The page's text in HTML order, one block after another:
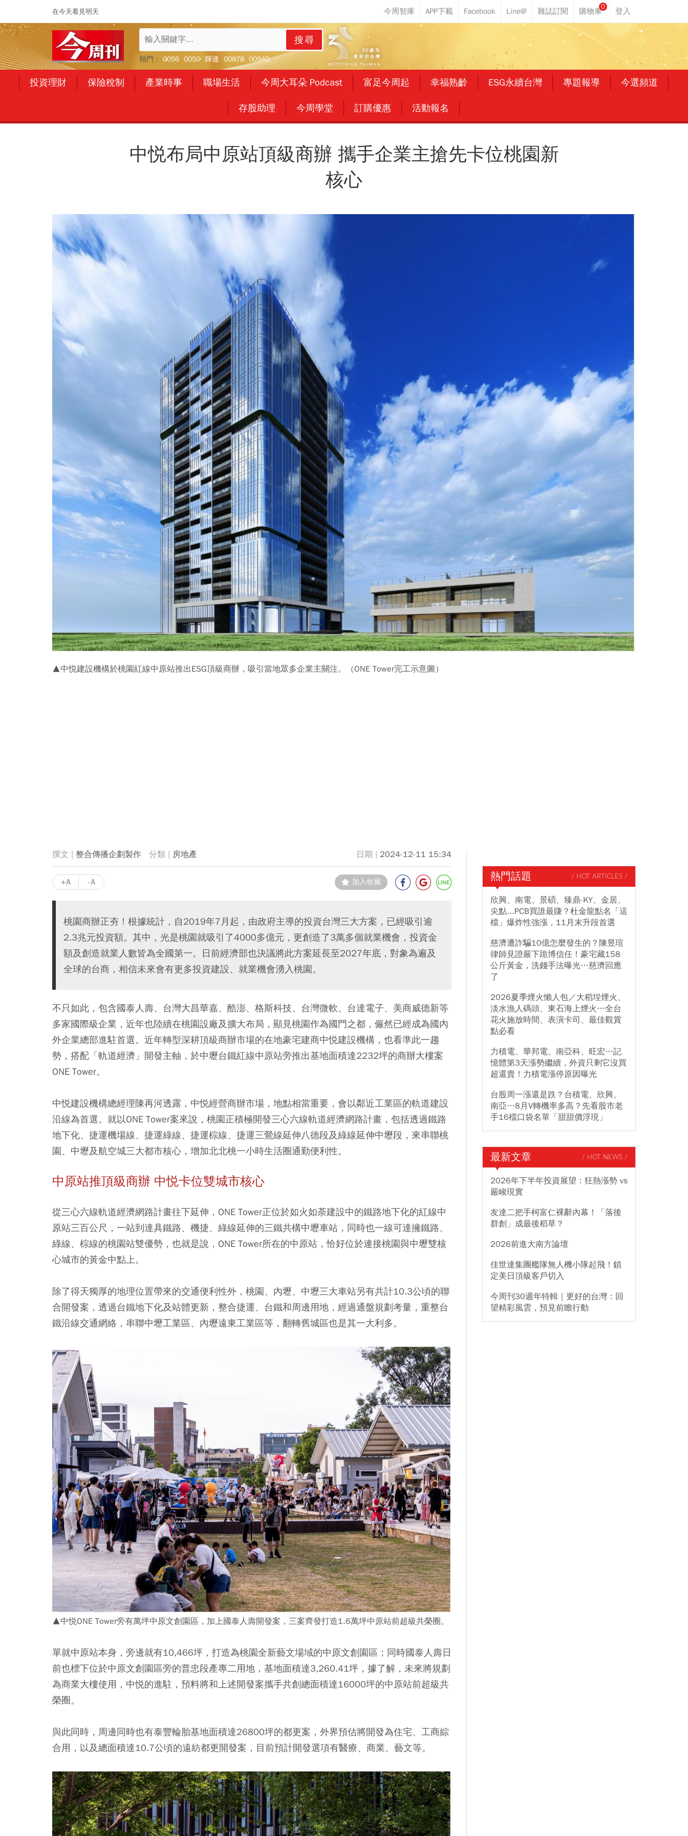
在今天看見明天
0
搜尋
熱門： 0056 0050 輝達 00878 00940
投資理財 保險稅制 產業時事 職場生活 今周大耳朵 Podcast 富足今周起 幸福熟齡 ESG永續台灣 專題報導 今選頻道
存股助理 今周學堂 訂購優惠 活動報名
中悦布局中原站頂級商辦 攜手企業主搶先卡位桃園新
核心
▲中悦建設機構於桃園紅線中原站推出ESG頂級商辦，吸引當地眾多企業主關注。（ONE Tower完工示意圖）
整合傳播企劃製作 房地產 2024-12-11 15:34
+A -A 加入收藏
桃園商辦正夯！根據統計，自2019年7月起，由政府主導的投資台灣三大方案，已經吸引逾
2.3兆元投資額。其中，光是桃園就吸引了4000多億元，更創造了3萬多個就業機會，投資金
額及創造就業人數皆為全國第一。日前經濟部也決議將此方案延長至2027年底，對象為遍及
全球的台商，相信未來會有更多投資建設、就業機會湧入桃園。
不只如此，包含國泰人壽、台灣大昌華嘉、酷澎、格斯科技、台灣微軟、台達電子、美商威德新等
多家國際級企業，近年也陸續在桃園設廠及擴大布局，顯見桃園作為國門之都，儼然已經成為國內
外企業總部進駐首選。近年轉型深耕頂級商辦市場的在地豪宅建商中悦建設機構，也看準此一趨
勢，搭配「軌道經濟」開發主軸，於中壢台鐵紅線中原站旁推出基地面積達2232坪的商辦大樓案
ONE Tower。
中悦建設機構總經理陳再河透露，中悦經營商辦市場，地點相當重要，會以鄰近工業區的軌道建設
沿線為首選。就以ONE Tower案來說，桃園正積極開發三心六線軌道經濟網路計畫，包括透過鐵路
地下化、捷運機場線、捷運綠線、捷運棕線、捷運三鶯線延伸八德段及綠線延伸中壢段，來串聯桃
園、中壢及航空城三大都市核心，增加北北桃一小時生活圈通勤便利性。
中原站推頂級商辦 中悦卡位雙城市核心
從三心六線軌道經濟網路計畫往下延伸，ONE Tower正位於如火如荼建設中的鐵路地下化的紅線中
原站三百公尺，一站到達具鐵路、機捷、綠線延伸的三鐵共構中壢車站，同時也一線可達擁鐵路、
綠線、棕線的桃園站雙優勢，也就是說，ONE Tower所在的中原站，恰好位於連接桃園與中壢雙核
心城市的黃金中點上。
除了得天獨厚的地理位置帶來的交通便利性外，桃園、內壢、中壢三大車站另有共計10.3公頃的聯
合開發案，透過台鐵地下化及站體更新，整合捷運、台鐵和周邊用地，經過通盤規劃考量，重整台
鐵沿線交通網絡，串聯中壢工業區、內壢遠東工業區等，翻轉舊城區也是其一大利多。
▲中悦ONE Tower旁有萬坪中原文創園區，加上國泰人壽開發案，三案齊發打造1.6萬坪中原站前超級共榮圈。
單就中原站本身，旁邊就有10,466坪，打造為桃園全新藝文場域的中原文創園區；同時國泰人壽日
前也標下位於中原文創園區旁的普忠段產專二用地，基地面積達3,260.41坪，據了解，未來將規劃
為商業大樓使用，中悦的進駐，預料將和上述開發案攜手共創總面積達16000坪的中原站前超級共
榮圈。
與此同時，周邊同時也有泰豐輪胎基地面積達26800坪的都更案，外界預估將開發為住宅、工商綜
合用，以及總面積達10.7公頃的遠紡都更開發案，目前預計開發選項有醫療、商業、藝文等。
熱門話題 / HOT ARTICLES /
欣興、南電、景碩、臻鼎-KY、金居、
尖點...PCB買誰最賺？杜金龍點名「這
檔」爆炸性強漲，11月末升段首選
慈濟遭詐騙10億怎麼發生的？陳昱瑄
律師見證嚴下跪博信任！豪宅藏158
公斤黃金，洗錢手法曝光…慈濟回應
了
2026夏季煙火懶人包／大稻埕煙火、
淡水漁人碼頭、東石海上煙火…全台
花火施放時間、表演卡司、最佳觀賞
點必看
力積電、華邦電、南亞科、旺宏…記
憶體第3天漲勢繼續，外資只剩它沒買
超還賣！力積電漲停原因曝光
台股周一漲還是跌？台積電、欣興、
南亞…8月V轉機率多高？先看股市老
手16檔口袋名單「甜甜價浮現」
最新文章 / HOT NEWS /
2026年下半年投資展望：狂熱漲勢 vs
嚴峻現實
友達二把手柯富仁裸辭內幕！「落後
群創」成最後稻草？
2026前進大南方論壇
佳世達集團艦隊無人機小隊起飛！鎖
定美日頂級客戶切入
今周刊30週年特輯｜更好的台灣：回
望精彩風雲，預見前瞻行動